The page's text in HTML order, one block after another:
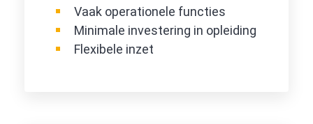
Vaak operationele functies
Minimale investering in opleiding
Flexibele inzet